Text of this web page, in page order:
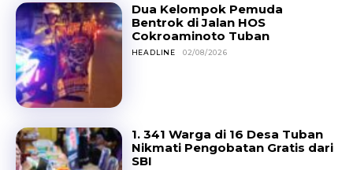
Dua Kelompok Pemuda
Bentrok di Jalan HOS
Cokroaminoto Tuban
HEADLINE 02/08/2026
1. 341 Warga di 16 Desa Tuban
Nikmati Pengobatan Gratis dari
SBI